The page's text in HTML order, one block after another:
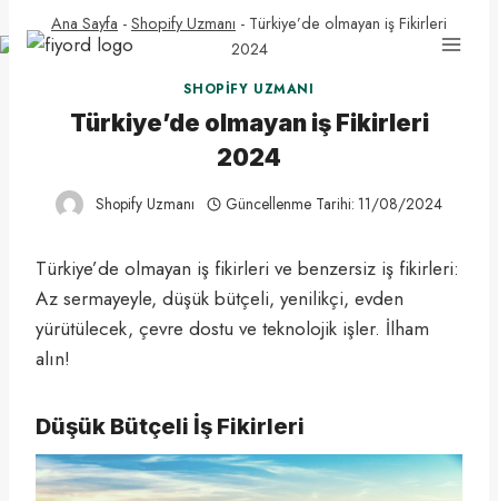
to
Ana Sayfa - Shopify Uzmanı - Türkiye’de olmayan iş Fikirleri
2024
SHOPIFY UZMANI
Türkiye’de olmayan iş Fikirleri
2024
Shopify Uzmanı Güncellenme Tarihi: 11/08/2024
Türkiye’de olmayan iş fikirleri ve benzersiz iş fikirleri:
Az sermayeyle, düşük bütçeli, yenilikçi, evden
yürütülecek, çevre dostu ve teknolojik işler. İlham
alın!
Düşük Bütçeli İş Fikirleri